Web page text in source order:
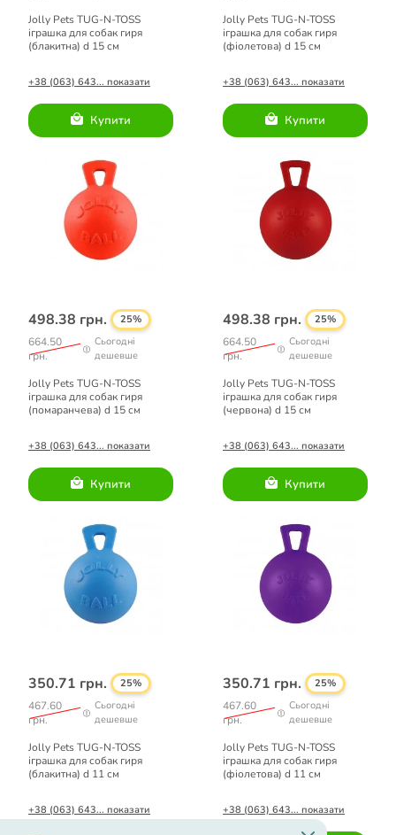
Jolly Pets TUG-N-TOSS
іграшка для собак гиря
(блакитна) d 15 см
+38 (063) 643... показати
Купити
Jolly Pets TUG-N-TOSS
іграшка для собак гиря
(фіолетова) d 15 см
+38 (063) 643... показати
Купити
498.38 грн. 25%
664.50
грн.
Сьогодні
дешевше
Jolly Pets TUG-N-TOSS
іграшка для собак гиря
(помаранчева) d 15 см
+38 (063) 643... показати
Купити
498.38 грн. 25%
664.50
грн.
Сьогодні
дешевше
Jolly Pets TUG-N-TOSS
іграшка для собак гиря
(червона) d 15 см
+38 (063) 643... показати
Купити
350.71 грн. 25%
467.60
грн.
Сьогодні
дешевше
Jolly Pets TUG-N-TOSS
іграшка для собак гиря
(блакитна) d 11 см
+38 (063) 643... показати
350.71 грн. 25%
467.60
грн.
Сьогодні
дешевше
Jolly Pets TUG-N-TOSS
іграшка для собак гиря
(фіолетова) d 11 см
+38 (063) 643... показати